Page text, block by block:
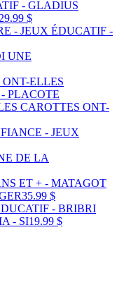
29.99 $
UNE
CAROTTES ONT-
DE LA
35.99 $
- SI19.99 $